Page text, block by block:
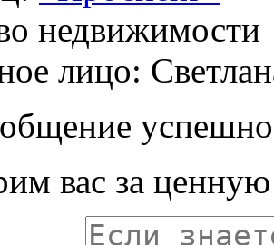
недвижимости
лицо:
успешно
вас за